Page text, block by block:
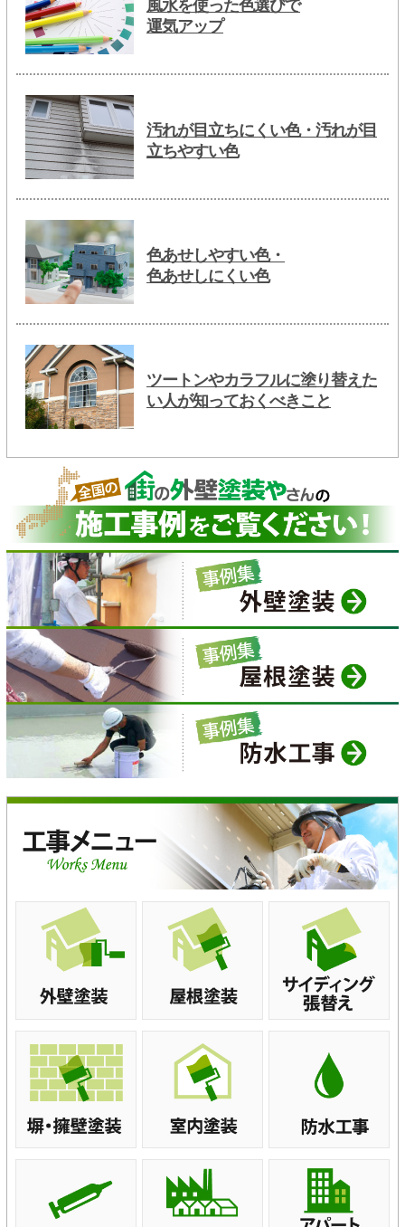
風水を使った色選びで
運気アップ
汚れが目立ちにくい色・汚れが目
立ちやすい色
色あせしやすい色・
色あせしにくい色
ツートンやカラフルに塗り替えた
い人が知っておくべきこと